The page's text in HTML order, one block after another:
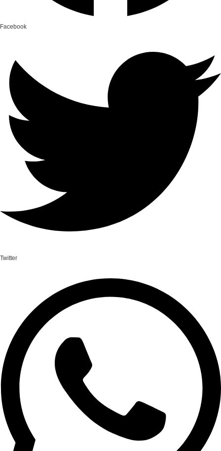
Facebook
Twitter